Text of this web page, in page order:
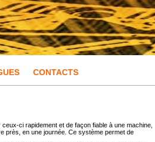
CONTACTS
ci rapidement et de façon fiable à une machine,
près, en une journée. Ce système permet de